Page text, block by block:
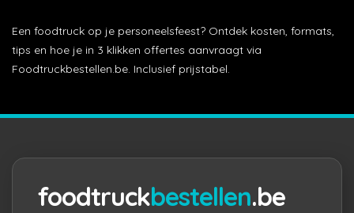
Een foodtruck op je personeelsfeest? Ontdek kosten, formats,
tips en hoe je in 3 klikken offertes aanvraagt via
Foodtruckbestellen.be. Inclusief prijstabel.
foodtruckbestellen.be